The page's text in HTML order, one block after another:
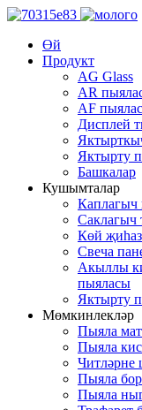
Өй
Продукт
AG Glass
AR
AF
Дисплей
Яктырту
Башкалар
Кушымталар
Каплагыч
Саклагыч
Көй
Свеча
Акыллы
пыяласы
Яктырту
Мөмкинлекләр
Пыяла
Пыяла
Читләрне
Пыяла
Пыяла